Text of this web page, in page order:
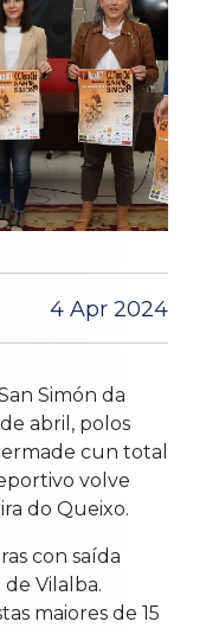
4 Apr 2024
Simón da
abril, polos
cun total
volve
do Queixo.
con saída
Vilalba.
maiores de 15